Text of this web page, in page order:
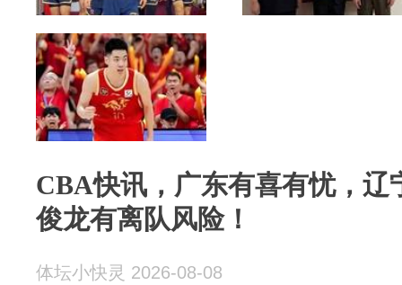
CBA快讯，广东有喜有忧，辽
俊龙有离队风险！
体坛小快灵 2026-08-08